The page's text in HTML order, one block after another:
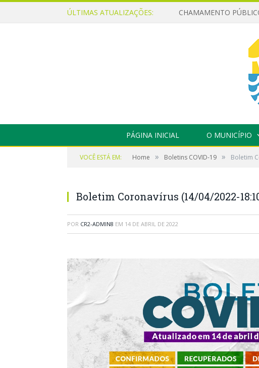
ÚLTIMAS ATUALIZAÇÕES:
PÁGINA INICIAL O MUNICÍPIO
VOCÊ ESTÁ EM: Home » Boletins COVID-19 » Boletim
Boletim Coronavírus (14/04/2022-
POR CR2-ADMIN8 EM 14 DE ABRIL DE 2022